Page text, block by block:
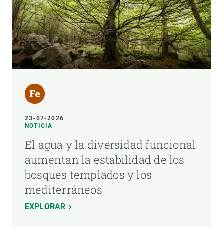
23-07-2026
NOTICIA
El agua y la diversidad funcional
aumentan la estabilidad de los
bosques templados y los
mediterráneos
EXPLORAR